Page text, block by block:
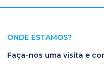
ONDE ESTAMOS?
Faça-nos uma visita e